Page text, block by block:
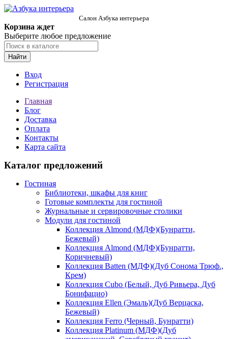
Салон Азбука интерьера
Корзина ждет
Выберите любое предложение
Найти
Вход
Регистрация
Главная
Блог
Доставка
Оплата
Контакты
Карта сайта
Каталог предложений
Гостиная
Библиотеки, шкафы для книг
Готовые комплекты для гостиной
Журнальные и сервировочные столики
Модули для гостиной
Коллекция Almond (МДФ)(Бунратти,
Бежевый)
Коллекция Almond (МДФ)(Бунратти,
Коричневый)
Коллекция Batten (МДФ)(Дуб Сонома Трюф.,
Крем)
Коллекция Cubo (Белый, Дуб Ривьера, Дуб
Бонифацио)
Коллекция Ellen (Эмаль)(Дуб Верцаска,
Бежевый)
Коллекция Ferro (Черный, Бунратти)
Коллекция Platinum (МДФ)(Дуб